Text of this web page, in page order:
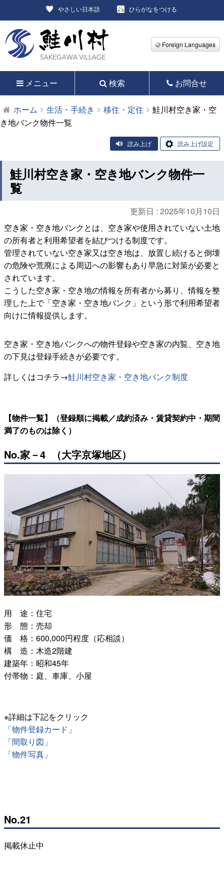
やさしい日本語 ひらがなをつける
Foreign Languages
メニュー 検索 お問合せ
ホーム 生活・手続き 移住・定住
鮭川村空き家・空
き地バンク物件一覧
読み上げ 読み上げ設定
鮭川村空き家・空き地バンク物件一
覧
更新日 : 2025年10月10日
空き家・空き地バンクとは、空き家や使用されていない土地
の所有者と利用希望者を結びつける制度です。
管理されていない空き家又は空き地は、放置し続けると倒壊
の危険や荒廃による周辺への影響もあり早急に対策が必要と
されています。
こうした空き家・空き地の情報を所有者から募り、情報を整
理した上で「空き家・空き地バンク」という形で利用希望者
向けに情報提供します。
空き家・空き地バンクへの物件登録や空き家の内覧、空き地
の下見は登録手続きが必要です。
詳しくはコチラ→鮭川村空き家・空き地バンク制度
【物件一覧】（登録順に掲載／成約済み・賃貸契約中・期間
満了のものは除く）
No.家－4 （大字京塚地区）
用 途：住宅
形 態：売却
価 格：600,000円程度（応相談）
構 造：木造2階建
建築年：昭和45年
付帯物：庭、車庫、小屋
※詳細は下記をクリック
「物件登録カード」
「間取り図」
「物件写真」
No.21
掲載休止中